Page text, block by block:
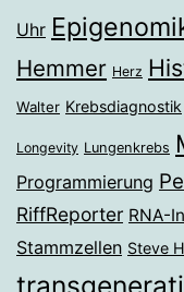
Uhr
Hemmer Herz
Walter Krebsdiagnostik
Longevity Lungenkrebs
Programmierung
RiffReporter RNA-
Stammzellen Steve